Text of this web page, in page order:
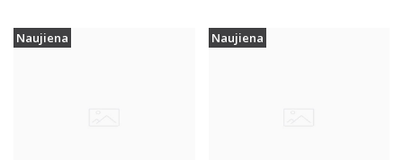
Naujiena Naujiena